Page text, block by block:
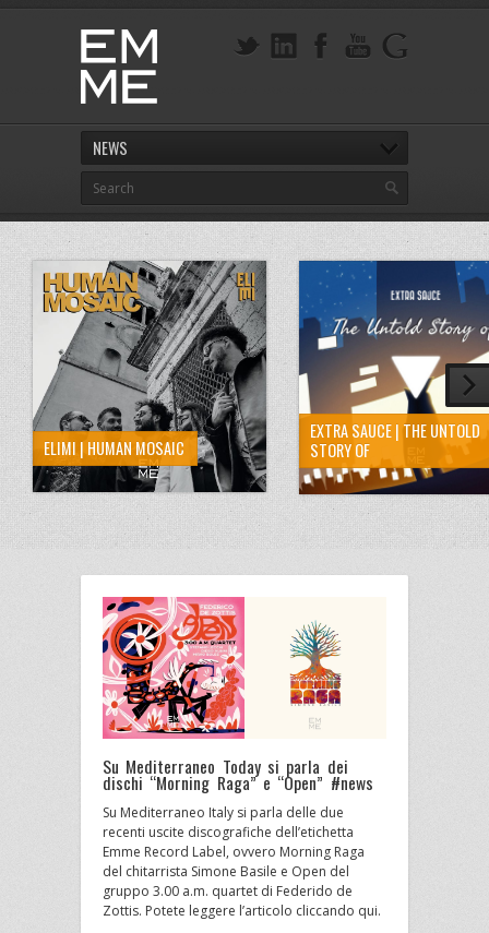
NEWS
ELIMI | HUMAN MOSAIC
EXTRA SAUCE | THE UNTOLD
STORY OF
Su Mediterraneo Today si parla dei
dischi “Morning Raga” e “Open” #news
Su Mediterraneo Italy si parla delle due
recenti uscite discografiche dell’etichetta
Emme Record Label, ovvero Morning Raga
del chitarrista Simone Basile e Open del
gruppo 3.00 a.m. quartet di Federido de
Zottis. Potete leggere l’articolo cliccando qui.